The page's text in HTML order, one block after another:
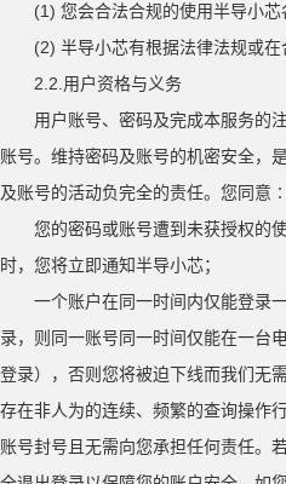
(1) 您会合法合规的使用半导小芯
(2) 半导小芯有根据法律法规或
2.2. 用户资格与义务
用户账号、密码及完成本服务的
账号。维持密码及账号的机密安全，
及账号的活动负完全的责任。您同意 ∶
您的密码或账号遭到未获授权的
时，您将立即通知半导小芯；
一个账户在同一时间内仅能登录
录，则同一账号同一时间仅能在一台
登录），否则您将被迫下线而我们无
存在非人为的连续、频繁的查询操作
账号封号且无需向您承担任何责任。